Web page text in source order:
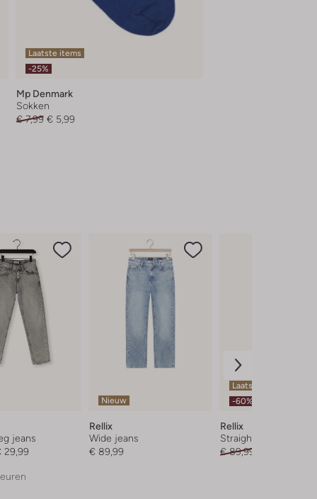
Laatste items
-25%
Mp Denmark
Sokken
€ 7,99 € 5,99
jeans
29,99
Nieuw
Rellix
Wide jeans
€ 89,99
Laatste maten
-60%
Rellix
Straight leg jeans
€ 89,99